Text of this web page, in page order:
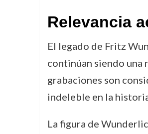
Relevancia
El legado de Fritz
continúan siendo una
grabaciones son
indeleble en la
La figura de